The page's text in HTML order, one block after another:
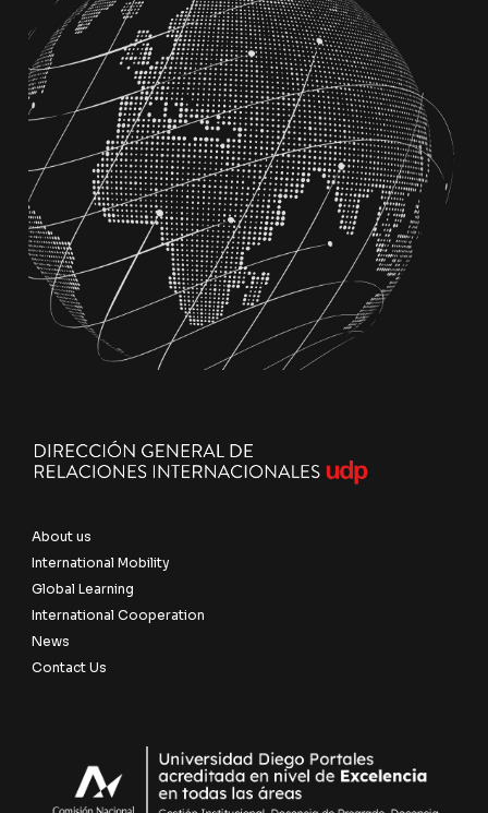
About us
International Mobility
Global Learning
International Cooperation
News
Contact Us